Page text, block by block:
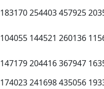
183170254403457925
104055 144521 260136
147179204416367947
174023241698435056